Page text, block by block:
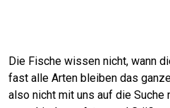
Die Fische wissen nicht, wann
fast alle Arten bleiben das
also nicht mit uns auf die Suche